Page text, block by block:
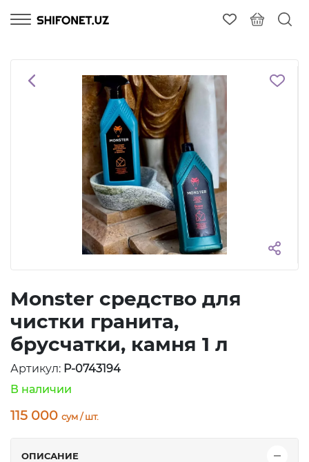
Monster средство для
чистки гранита,
брусчатки, камня 1 л
Артикул: P-0743194
В наличии
115 000 сум / шт.
ОПИСАНИЕ